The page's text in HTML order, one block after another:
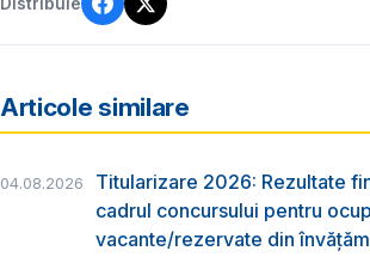
Distribuie
Articole similare
04.08.2026
Titularizare 2026: Rezultate
cadrul concursului pentru
vacante/rezervate din